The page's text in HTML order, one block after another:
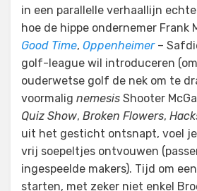
in een parallelle verhaallijn
hoe de hippe ondernemer Frank
Good Time, Oppenheimer–
golf-league wil introduceren
ouderwetse golf de nek om te
voormalig nemesis Shooter
Quiz Show, Broken Flowers,
uit het gesticht ontsnapt, voel
vrij soepeltjes ontvouwen
ingespeelde makers). Tijd om
starten, met zeker niet enkel